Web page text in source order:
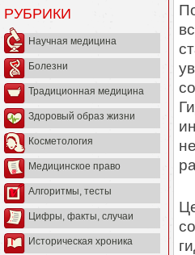
РУБРИКИ
Научная медицина
Болезни
Традиционная медицина
Здоровый образ жизни
Косметология
Медицинское право
Алгоритмы, тесты
Цифры, факты, случаи
Историческая хроника